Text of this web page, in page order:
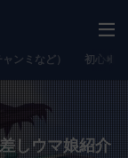
ンミなど） 初心者
しウマ娘紹介